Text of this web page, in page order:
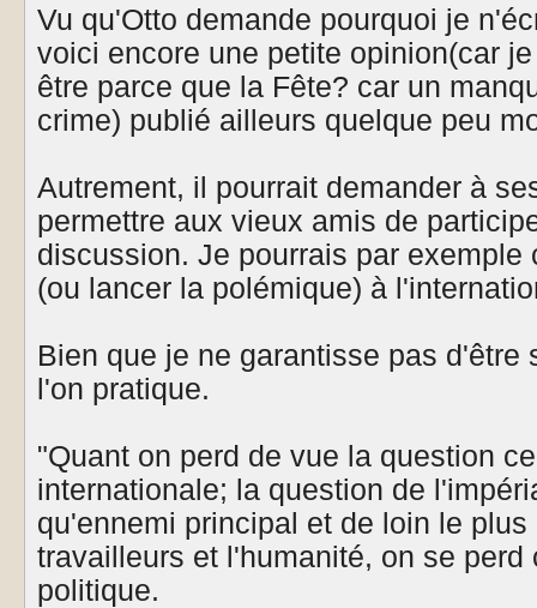
Vu qu'Otto demande pourquoi je
voici encore une petite opinion(car
être parce que la Fête? car un
crime) publié ailleurs quelque peu
Autrement, il pourrait demander à
permettre aux vieux amis de
discussion. Je pourrais par exemple
(ou lancer la polémique) à
Bien que je ne garantisse pas d'être
l'on pratique.
"Quant on perd de vue la question
internationale; la question de
qu'ennemi principal et de loin le
travailleurs et l'humanité, on se perd
politique.